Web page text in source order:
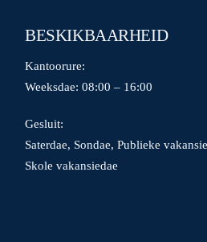
BESKIKBAARHEID
Kantoorure:
Weeksdae: 08:00 – 16:00
Gesluit:
Saterdae, Sondae, Publieke
Skole vakansiedae